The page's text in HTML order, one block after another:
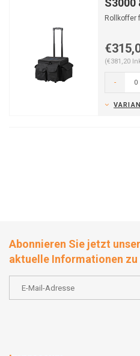
S3000
Rollkoffer
(€381,20
-
Abonnieren Sie jetzt
aktuelle Informationen zu